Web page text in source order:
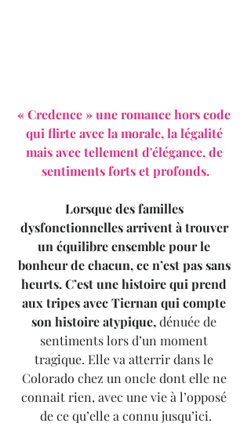
« Credence » une romance hors code
qui flirte avec la morale, la légalité
mais avec tellement d'élégance, de
sentiments forts et profonds.
Lorsque des familles
dysfonctionnelles arrivent à trouver
un équilibre ensemble pour le
bonheur de chacun, ce n’est pas sans
heurts. C’est une histoire qui prend
aux tripes avec Tiernan qui compte
son histoire atypique, dénuée de
sentiments lors d’un moment
tragique. Elle va atterrir dans le
Colorado chez un oncle dont elle ne
connait rien, avec une vie à l’opposé
de ce qu’elle a connu jusqu’ici.